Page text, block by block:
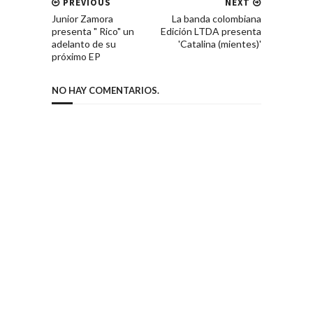
NEXT
La banda colombiana
Edición LTDA presenta
'Catalina (mientes)'
PREVIOUS
Junior Zamora
presenta " Rico" un
adelanto de su
próximo EP
NO HAY COMENTARIOS.